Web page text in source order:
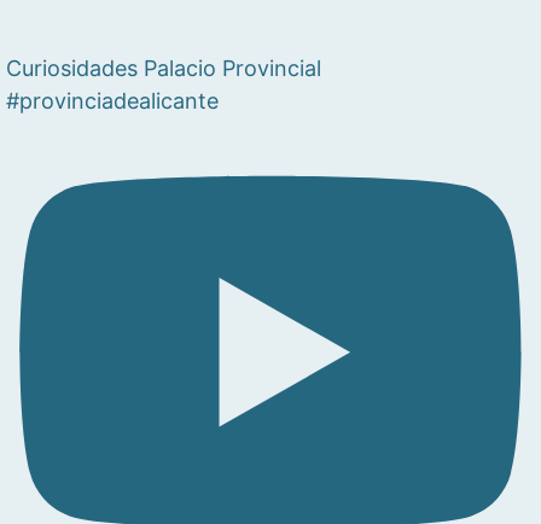
Curiosidades Palacio Provincial
#provinciadealicante